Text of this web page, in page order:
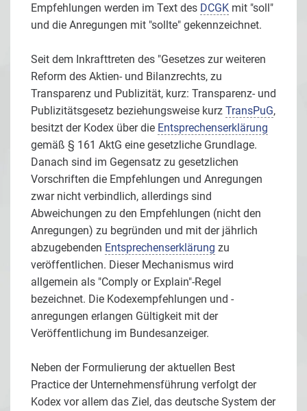
Empfehlungen werden im Text des DCGK mit "soll"
und die Anregungen mit "sollte" gekennzeichnet.
Seit dem Inkrafttreten des "Gesetzes zur weiteren
Reform des Aktien- und Bilanzrechts, zu
Transparenz und Publizität, kurz: Transparenz- und
Publizitätsgesetz beziehungsweise kurz TransPuG,
besitzt der Kodex über die Entsprechenserklärung
gemäß § 161 AktG eine gesetzliche Grundlage.
Danach sind im Gegensatz zu gesetzlichen
Vorschriften die Empfehlungen und Anregungen
zwar nicht verbindlich, allerdings sind
Abweichungen zu den Empfehlungen (nicht den
Anregungen) zu begründen und mit der jährlich
abzugebenden Entsprechenserklärung zu
veröffentlichen. Dieser Mechanismus wird
allgemein als "Comply or Explain"-Regel
bezeichnet. Die Kodexempfehlungen und -
anregungen erlangen Gültigkeit mit der
Veröffentlichung im Bundesanzeiger.
Neben der Formulierung der aktuellen Best
Practice der Unternehmensführung verfolgt der
Kodex vor allem das Ziel, das deutsche System der